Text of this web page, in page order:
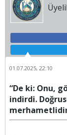
01.07.2025, 22:10
“De ki: Onu,
indirdi.